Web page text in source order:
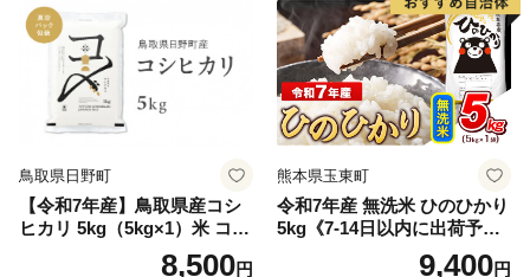
鳥取県日野町
【令和7年産】鳥取県産コシ
ヒカリ 5kg（5kg×1）米 コシ
ヒカリ こしひかり お米 白米
8,500円
熊本県玉東町
令和7年産 無洗米 ひのひかり
5kg《7-14日以内に出荷予定
(土日祝除く)》コメ 米 無洗米
9,400円